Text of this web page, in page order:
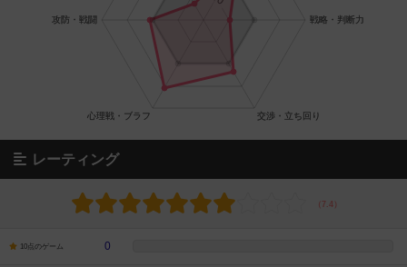
レーティング
10点のゲーム 0